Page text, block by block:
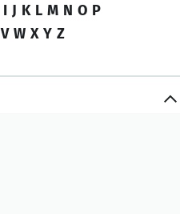
I J K L M N O P
V W X Y Z